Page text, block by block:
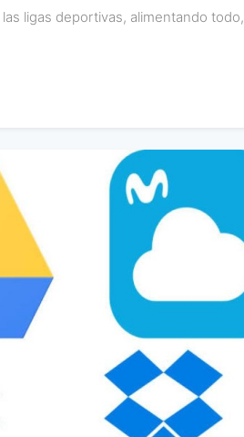
ligas deportivas, alimentando todo,